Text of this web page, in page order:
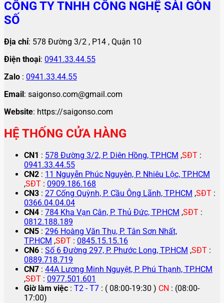
CÔNG TY TNHH CÔNG NGHỆ SÀI GÒN
SỐ
Địa chỉ: 578 Đường 3/2 , P14 , Quận 10
Điện thoại: 0941.33.44.55
Zalo : 0941.33.44.55
Email: saigonso.com@gmail.com
Website: https://saigonso.com
HỆ THỐNG CỬA HÀNG
CN1 : 578 Đường 3/2, P. Diên Hồng, TP.HCM ,SĐT :
0941.33.44.55
CN2 : 11 Nguyễn Phúc Nguyên, P. Nhiêu Lộc, TP.HCM
,SĐT : 0909.186.168
CN3 : 27 Cống Quỳnh, P. Cầu Ông Lãnh, TP.HCM ,SĐT :
0366.04.04.04
CN4 : 784 Kha Vạn Cân, P. Thủ Đức, TP.HCM ,SĐT :
0812.188.189
CN5 : 296 Hoàng Văn Thụ, P. Tân Sơn Nhất,
TP.HCM ,SĐT : 0845.15.15.16
CN6 : Số 6 Đường 297, P. Phước Long, TP.HCM ,SĐT :
0889.718.719
CN7 : 44A Lương Minh Nguyệt, P. Phú Thạnh, TP.HCM
,SĐT : 0977.501.601
Giờ làm việc : T2 - T7 : ( 08:00-19:30 ) CN : (08:00-
17:00)